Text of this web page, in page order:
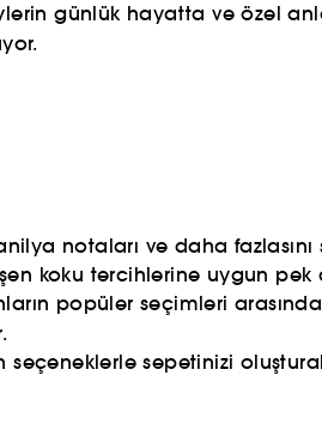
günlük hayatta ve özel
notaları ve daha fazlasını
koku tercihlerine uygun
popüler seçimleri
sepetinizi